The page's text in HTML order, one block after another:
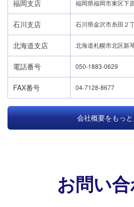
福岡支店 福岡県福岡市東区下
石川支店 石川県金沢市糸田２
北海道支店 北海道札幌市北区新
電話番号 050-1883-0629
FAX番号 04-7128-8677
会社概要をもっ
お問い